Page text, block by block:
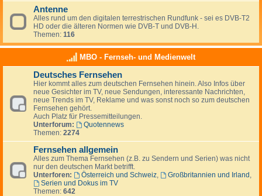
Antenne
Alles rund um den digitalen terrestrischen Rundfunk - sei es DVB-T2
HD oder die älteren Normen wie DVB-T und DVB-H.
Themen: 116
MBO - Fernseh- und Medienwelt
Deutsches Fernsehen
Hier kommt alles zum deutschen Fernsehen hinein. Also Infos über
neue Gesichter im TV, neue Sendungen, interessante Nachrichten,
neue Trends im TV, Reklame und was sonst noch so zum deutschen
Fernsehen gehört.
Auch Platz für Pressemitteilungen.
Unterforum:
Quotennews
Themen: 2274
Fernsehen allgemein
Alles zum Thema Fernsehen (z.B. zu Sendern und Serien) was nicht
nur den deutschen Markt betrifft.
Unterforen:
Österreich und Schweiz, Großbritannien und Irland,
Serien und Dokus im TV
Themen: 642